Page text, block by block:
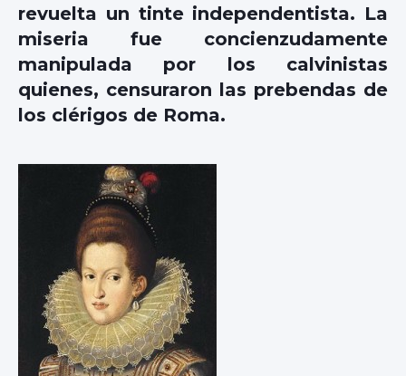
revuelta un tinte independentista. La
miseria fue concienzudamente
manipulada por los calvinistas
quienes, censuraron las prebendas de
los clérigos de Roma.